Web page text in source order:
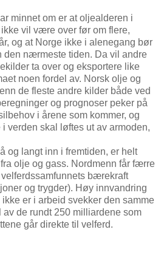
minnet om er at oljealderen i
vil være over før om flere,
og at Norge ikke i alenegang bør
den nærmeste tiden. Da vil andre
ta over og eksportere like
noen fordel av. Norsk olje og
de fleste andre kilder både ved
og prognoser peker på
i årene som kommer, og
verden skal løftes ut av armoden,
og langt inn i fremtiden, er helt
olje og gass. Nordmenn får færre
bærekraft
og trygder). Høy innvandring
er i arbeid svekker den samme
de rundt 250 milliardene som
går direkte til velferd.